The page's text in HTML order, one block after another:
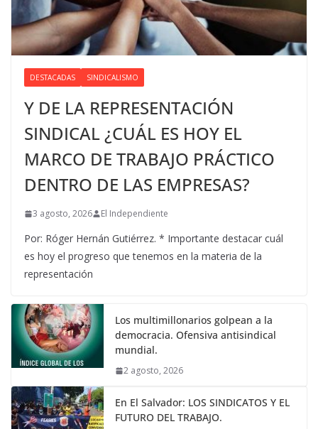
DESTACADAS SINDICALISMO
Y DE LA REPRESENTACIÓN
SINDICAL ¿CUÁL ES HOY EL
MARCO DE TRABAJO PRÁCTICO
DENTRO DE LAS EMPRESAS?
3 agosto, 2026 El Independiente
Por: Róger Hernán Gutiérrez. * Importante destacar cuál
es hoy el progreso que tenemos en la materia de la
representación
Los multimillonarios golpean a la
democracia. Ofensiva antisindical
mundial.
2 agosto, 2026
En El Salvador: LOS SINDICATOS Y EL
FUTURO DEL TRABAJO.